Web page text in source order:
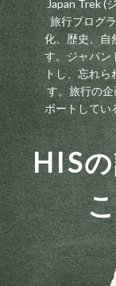
Japan Trek (
旅行プログ
化、歴史、自
す。ジャパン
トし、忘れら
す。旅行の
ポートしてい
HIS